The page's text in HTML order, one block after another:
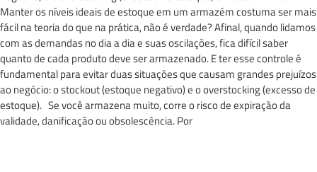
Manter os níveis ideais de estoque em um armazém costuma ser mais
fácil na teoria do que na prática, não é verdade? Afinal, quando lidamos
com as demandas no dia a dia e suas oscilações, fica difícil saber
quanto de cada produto deve ser armazenado. E ter esse controle é
fundamental para evitar duas situações que causam grandes prejuízos
ao negócio: o stockout (estoque negativo) e o overstocking (excesso de
estoque). Se você armazena muito, corre o risco de expiração da
validade, danificação ou obsolescência. Por